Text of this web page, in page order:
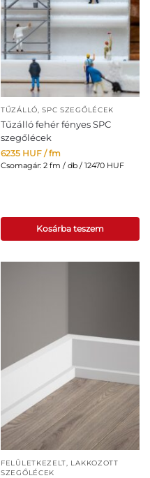
TŰZÁLLÓ, SPC SZEGŐLÉCEK
Tűzálló fehér fényes SPC
szegőlécek
6235 HUF / fm
Csomagár: 2 fm / db / 12470 HUF
Kosárba teszem
FELÜLETKEZELT, LAKKOZOTT
SZEGŐLÉCEK